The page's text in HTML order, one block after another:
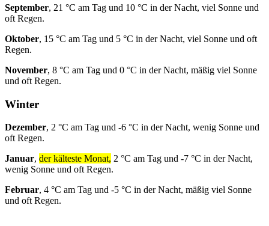
September, 21 °C am Tag und 10 °C in der Nacht, viel Sonne und
oft Regen.
Oktober, 15 °C am Tag und 5 °C in der Nacht, viel Sonne und oft
Regen.
November, 8 °C am Tag und 0 °C in der Nacht, mäßig viel Sonne
und oft Regen.
Winter
Dezember, 2 °C am Tag und -6 °C in der Nacht, wenig Sonne und
oft Regen.
Januar, der kälteste Monat, 2 °C am Tag und -7 °C in der Nacht,
wenig Sonne und oft Regen.
Februar, 4 °C am Tag und -5 °C in der Nacht, mäßig viel Sonne
und oft Regen.